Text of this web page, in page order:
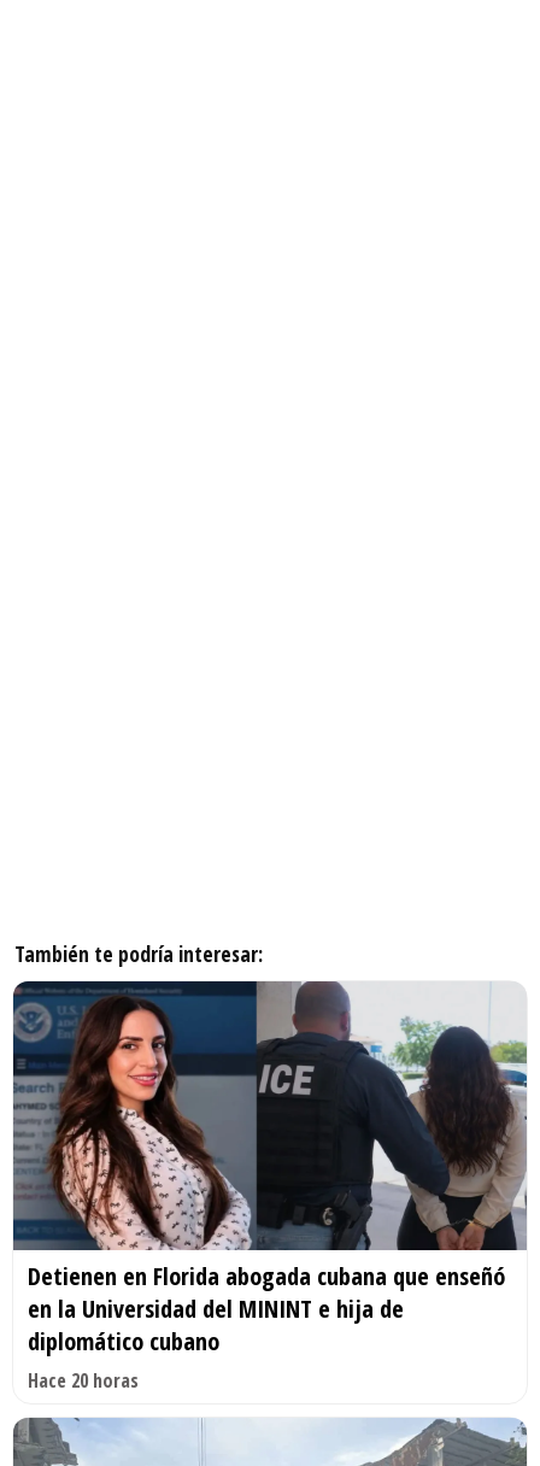
También te podría interesar:
Detienen en Florida abogada cubana que enseñó
en la Universidad del MININT e hija de
diplomático cubano
Hace 20 horas